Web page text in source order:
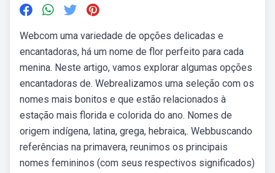
Webcom uma variedade de opções delicadas e
encantadoras, há um nome de flor perfeito para cada
menina. Neste artigo, vamos explorar algumas opções
encantadoras de. Webrealizamos uma seleção com os
nomes mais bonitos e que estão relacionados à
estação mais florida e colorida do ano. Nomes de
origem indígena, latina, grega, hebraica,. Webbuscando
referências na primavera, reunimos os principais
nomes femininos (com seus respectivos significados)